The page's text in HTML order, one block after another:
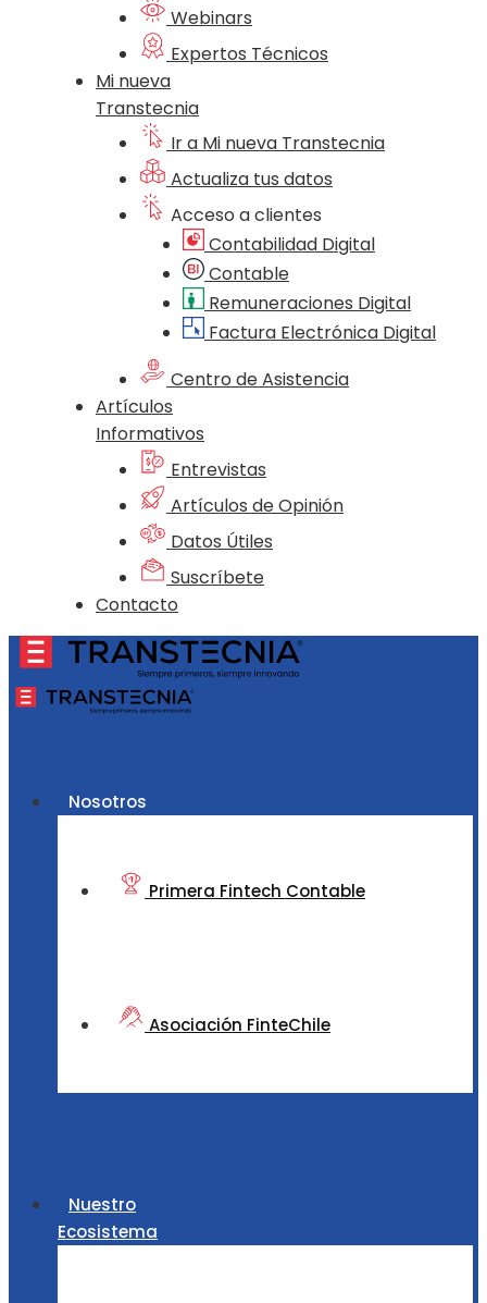
Webinars
Expertos Técnicos
Mi nueva
Transtecnia
Ir a Mi nueva Transtecnia
Actualiza tus datos
Acceso a clientes
Contabilidad Digital
Contable
Remuneraciones Digital
Factura Electrónica Digital
Centro de Asistencia
Artículos
Informativos
Entrevistas
Artículos de Opinión
Datos Útiles
Suscríbete
Contacto
Nosotros
Primera Fintech Contable
Asociación FinteChile
Nuestro
Ecosistema